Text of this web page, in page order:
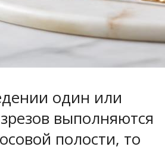
один или
выполняются
полости, то